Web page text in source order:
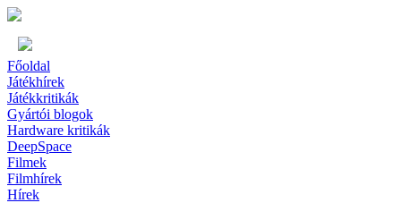
Főoldal
Játékhírek
Játékkritikák
Gyártói blogok
Hardware kritikák
DeepSpace
Filmek
Filmhírek
Hírek